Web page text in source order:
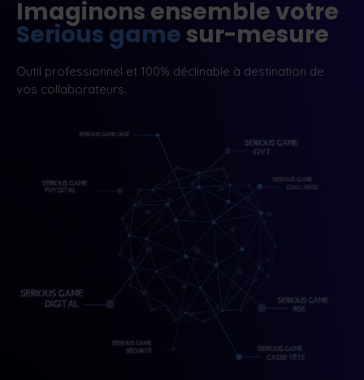
Imaginons ensemble votre
Serious game sur-mesure
Outil professionnel et 100% déclinable à destination de
vos collaborateurs.